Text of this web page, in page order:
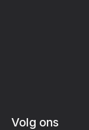
Volg ons